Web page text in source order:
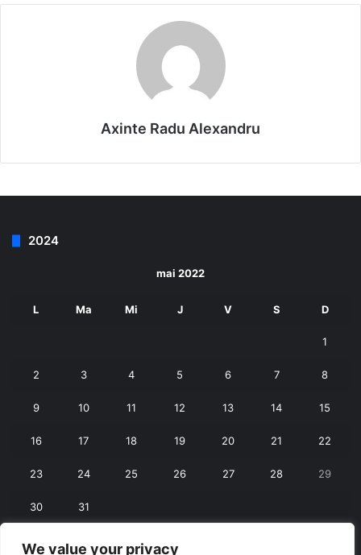
We value your privacy
Axinte Radu Alexandru
2024
mai 2022
L Ma Mi J V S D
1
2 3 4 5 6 7 8
9 10 11 12 13 14 15
16 17 18 19 20 21 22
23 24 25 26 27 28 29
30 31
« apr. iun. »